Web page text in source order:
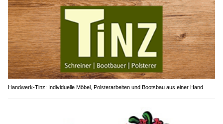
Handwerk-Tinz: Individuelle Möbel, Polsterarbeiten und Bootsbau aus einer Hand